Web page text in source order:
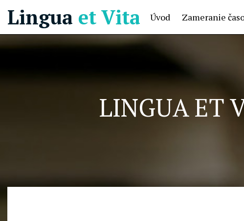
Lingua et Vita Úvod Zameranie
LINGUA ET